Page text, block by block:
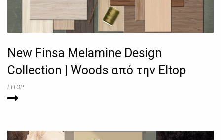
New Finsa Melamine Design
Collection | Woods από την Eltop
ELTOP